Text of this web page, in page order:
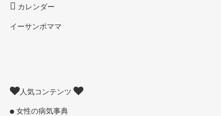
カレンダー
イーサンポママ
人気コンテンツ
女性の病気事典